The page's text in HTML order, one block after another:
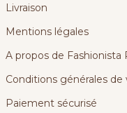
Livraison
Mentions légales
A propos de Fashionista
Conditions générales de
Paiement sécurisé